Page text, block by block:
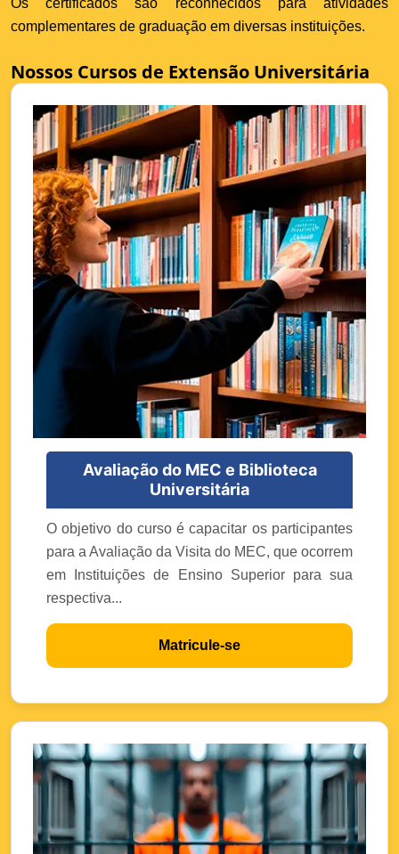
Os certificados são reconhecidos para atividades
complementares de graduação em diversas instituições.
Nossos Cursos de Extensão Universitária
Avaliação do MEC e Biblioteca
Universitária
O objetivo do curso é capacitar os participantes
para a Avaliação da Visita do MEC, que ocorrem
em Instituições de Ensino Superior para sua
respectiva...
Matricule-se